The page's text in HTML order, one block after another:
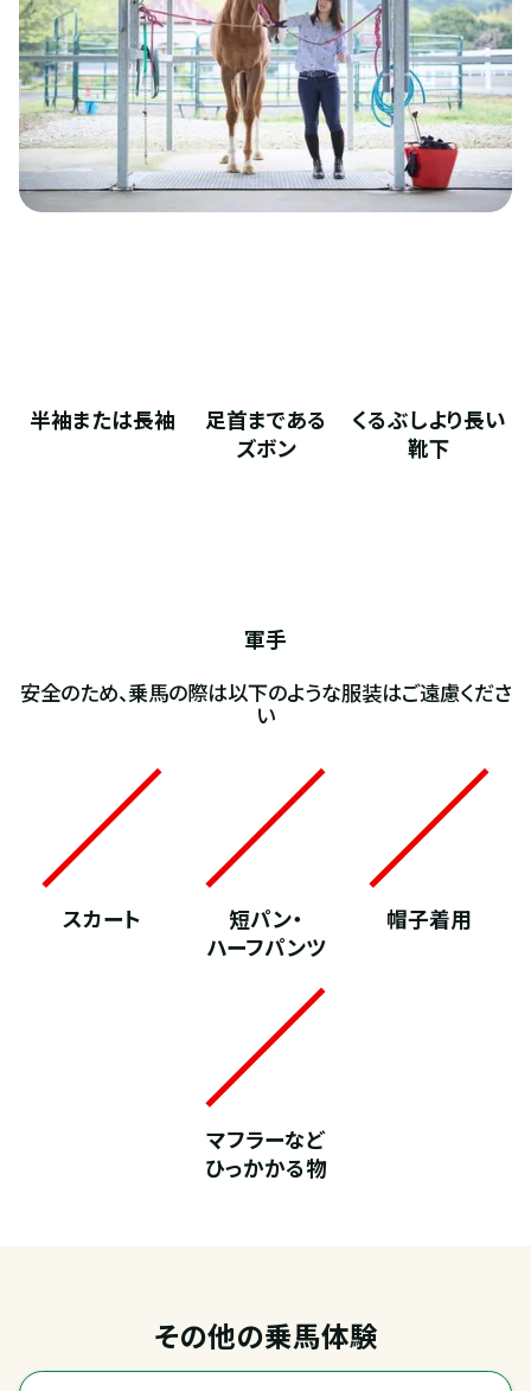
半袖または長袖
足首まである
ズボン
くるぶしより長い
靴下
軍手
安全のため、乗馬の際は以下のような服装はご遠慮くださ
い
スカート
短パン・
ハーフパンツ
帽子着用
マフラーなど
ひっかかる物
その他の乗馬体験